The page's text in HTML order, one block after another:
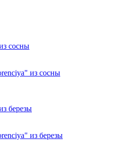
сосны
из сосны
березы
из березы